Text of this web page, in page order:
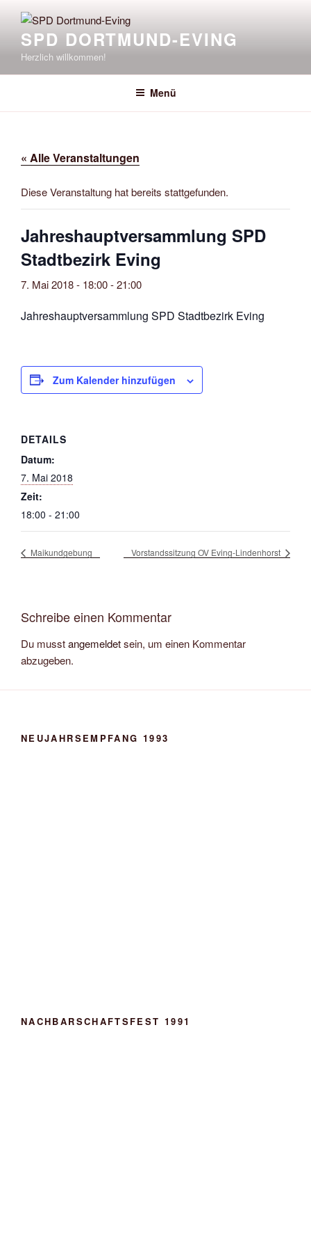
Inhalt
springenSPD DORTMUND-EVING
Herzlich willkommen!
Menü
« Alle Veranstaltungen
Diese Veranstaltung hat bereits stattgefunden.
Jahreshauptversammlung SPD
Stadtbezirk Eving
7. Mai 2018 - 18:00-21:00
Jahreshauptversammlung SPD Stadtbezirk Eving
Zum Kalender hinzufügen
DETAILS
Datum:
7. Mai 2018
Zeit:
18:00 - 21:00
Maikundgebung Vorstandssitzung OV Eving-Lindenhorst
Schreibe einen Kommentar
Du musstangemeldetsein, um einen Kommentar
abzugeben.
NEUJAHRSEMPFANG 1993
NACHBARSCHAFTSFEST 1991